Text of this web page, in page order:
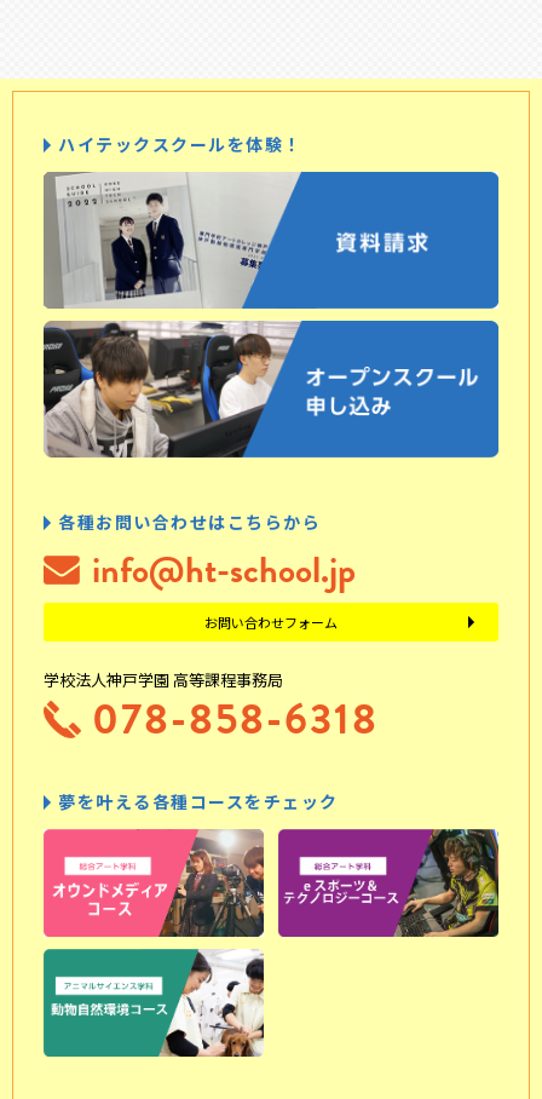
ハイテックスクールを体験！
各種お問い合わせはこちらから
info@ht-school.jp
お問い合わせフォーム
学校法人神戸学園 高等課程事務局
078-858-6318
夢を叶える各種コースをチェック